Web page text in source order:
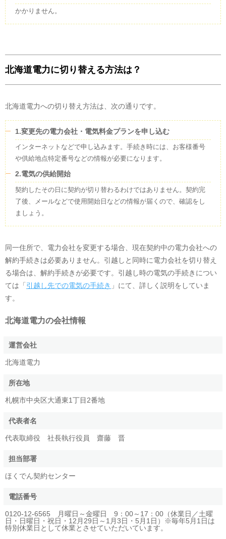
かかりません。
北海道電力に切り替える方法は？
北海道電力への切り替え方法は、次の通りです。
1.変更先の電力会社・電気料金プランを申し込む
インターネットなどで申し込みます。手続き時には、お客様番号
や供給地点特定番号などの情報が必要になります。
2.電気の供給開始
契約したその日に契約が切り替わるわけではありません。契約完
了後、メールなどで使用開始日などの情報が届くので、確認をし
ましょう。
同一住所で、電力会社を変更する場合、現在契約中の電力会社への
解約手続きは必要ありません。引越しと同時に電力会社を切り替え
る場合は、解約手続きが必要です。引越し時の電気の手続きについ
ては「引越し先での電気の手続き 」にて、詳しく説明をしていま
す。
北海道電力の会社情報
運営会社
北海道電力
所在地
札幌市中央区大通東1丁目2番地
代表者名
代表取締役 社長執行役員 齋藤 晋
担当部署
ほくでん契約センター
電話番号
0120-12-6565 月曜日～金曜日 9：00～17：00（休業日／土曜
日・日曜日・祝日・12月29日～1月3日・5月1日）※毎年5月1日は
特別休業日として休業とさせていただいています。